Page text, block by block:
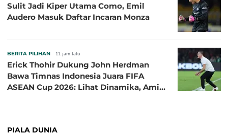
Sulit Jadi Kiper Utama Como, Emil
Audero Masuk Daftar Incaran Monza
BERITA PILIHAN 11 jam lalu
Erick Thohir Dukung John Herdman
Bawa Timnas Indonesia Juara FIFA
ASEAN Cup 2026: Lihat Dinamika, Amit-
PIALA DUNIA